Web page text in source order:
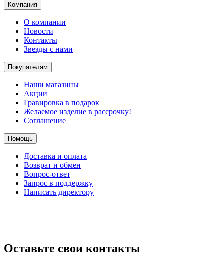
Компания
О компании
Новости
Контакты
Звезды с нами
Покупателям
Наши магазины
Акции
Гравировка в подарок
Желаемое изделие в рассрочку!
Соглашение
Помощь
Доставка и оплата
Возврат и обмен
Вопрос-ответ
Запрос в поддержку
Написать директору
Оставьте свои контакты